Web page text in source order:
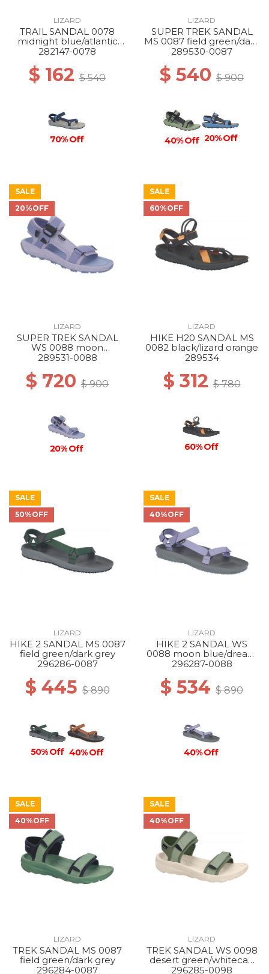
LIZARD
TRAIL SANDAL 0078
midnight blue/atlantic
blue
282147-0078
$ 162 $ 540
70% Off
LIZARD
SUPER TREK SANDAL
MS 0087 field green/dark
grey
289530-0087
$ 540 $ 900
40% Off 20% Off
SALE
20%OFF
LIZARD
SUPER TREK SANDAL
WS 0088 moon
blue/dream blue
289531-0088
$ 720 $ 900
20% Off
SALE
60%OFF
LIZARD
HIKE H20 SANDAL MS
0082 black/lizard orange
289534
$ 312$ 780
60% Off
SALE
50%OFF
LIZARD
HIKE 2 SANDAL MS 0087
field green/dark grey
296286-0087
$ 445$ 890
50% Off 40% Off
SALE
40%OFF
LIZARD
HIKE 2 SANDAL WS
0088 moon blue/dream
blue
296287-0088
$ 534 $ 890
40% Off
SALE
40%OFF
LIZARD
TREK SANDAL MS 0087
field green/dark grey
296284-0087
SALE
40%OFF
LIZARD
TREK SANDAL WS 0098
desert green/whitecap
grey
296285-0098